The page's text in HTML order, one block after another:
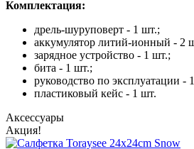
Комплектация:
дрель-шуруповерт - 1 шт.;
аккумулятор литий-ионный - 2
зарядное устройство - 1 шт.;
бита - 1 шт.;
руководство по эксплуатации -
пластиковый кейс - 1 шт.
Аксессуары
Акция!